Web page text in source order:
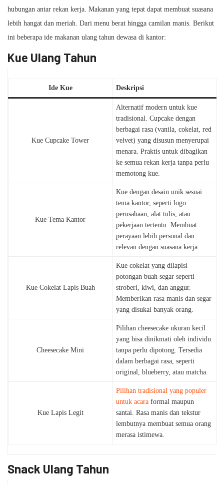
hubungan antar rekan kerja. Makanan yang tepat dapat membuat suasana
lebih hangat dan meriah. Dari menu berat hingga camilan manis. Berikut
ini beberapa ide makanan ulang tahun dewasa di kantor:
Kue Ulang Tahun
Ide Kue Deskripsi
Kue Cupcake Tower
Alternatif modern untuk kue
tradisional. Cupcake dengan
berbagai rasa (vanila, cokelat, red
velvet) yang disusun menyerupai
menara. Praktis untuk dibagikan
ke semua rekan kerja tanpa perlu
memotong kue.
Kue Tema Kantor
Kue dengan desain unik sesuai
tema kantor, seperti logo
perusahaan, alat tulis, atau
pekerjaan tertentu. Membuat
perayaan lebih personal dan
relevan dengan suasana kerja.
Kue Cokelat Lapis Buah
Kue cokelat yang dilapisi
potongan buah segar seperti
stroberi, kiwi, dan anggur.
Memberikan rasa manis dan segar
yang disukai banyak orang.
Cheesecake Mini
Pilihan cheesecake ukuran kecil
yang bisa dinikmati oleh individu
tanpa perlu dipotong. Tersedia
dalam berbagai rasa, seperti
original, blueberry, atau matcha.
Kue Lapis Legit
Pilihan tradisional yang populer
untuk acara formal maupun
santai. Rasa manis dan tekstur
lembutnya membuat semua orang
merasa istimewa.
Snack Ulang Tahun